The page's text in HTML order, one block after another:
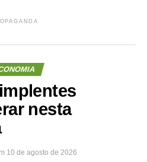
nesta
10 de agosto de 2026